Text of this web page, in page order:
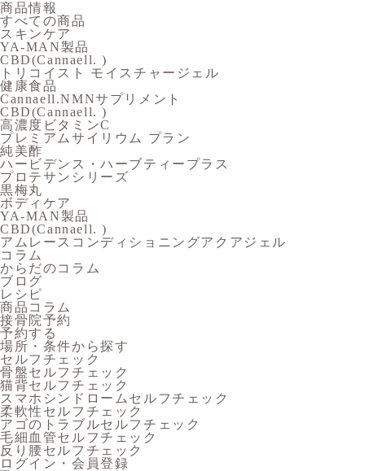
商品情報
すべての商品
スキンケア
YA-MAN製品
CBD(Cannaell. )
トリコイスト モイスチャージェル
健康食品
Cannaell.NMNサプリメント
CBD(Cannaell. )
高濃度ビタミンC
プレミアムサイリウム プラン
純美酢
ハービデンス・ハーブティープラス
プロテサンシリーズ
黒梅丸
ボディケア
YA-MAN製品
CBD(Cannaell. )
アムレースコンディショニングアクアジェル
コラム
からだのコラム
ブログ
レシピ
商品コラム
接骨院予約
予約する
場所・条件から探す
セルフチェック
骨盤セルフチェック
猫背セルフチェック
スマホシンドロームセルフチェック
柔軟性セルフチェック
アゴのトラブルセルフチェック
毛細血管セルフチェック
反り腰セルフチェック
ログイン・会員登録